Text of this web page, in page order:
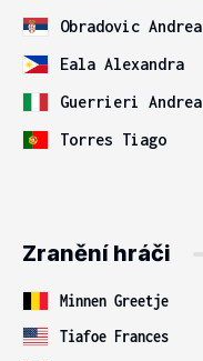
Obradovic Andrea
Eala Alexandra
Guerrieri Andrea
Torres Tiago
Zranění hráči
Minnen Greetje
Tiafoe Frances